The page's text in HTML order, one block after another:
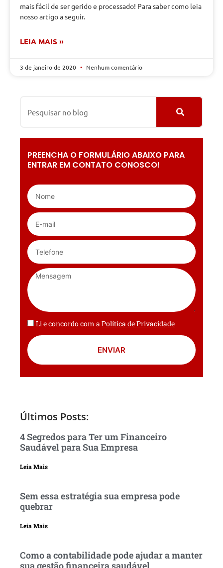
mais fácil de ser gerido e processado! Para saber como leia
nosso artigo a seguir.
LEIA MAIS »
3 de janeiro de 2020 Nenhum comentário
PREENCHA O FORMULÁRIO ABAIXO PARA
ENTRAR EM CONTATO CONOSCO!
Li e concordo com aPolítica de Privacidade
ENVIAR
Últimos Posts:
4 Segredos para Ter um Financeiro
Saudável para Sua Empresa
Leia Mais
Sem essa estratégia sua empresa pode
quebrar
Leia Mais
Como a contabilidade pode ajudar a manter